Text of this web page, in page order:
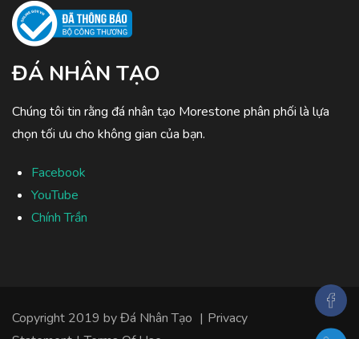
ĐÁ NHÂN TẠO
Chúng tôi tin rằng đá nhân tạo Morestone phân phối là lựa
chọn tối ưu cho không gian của bạn.
Facebook
YouTube
Chính Trần
Copyright 2019 byĐá Nhân Tạo | Privacy